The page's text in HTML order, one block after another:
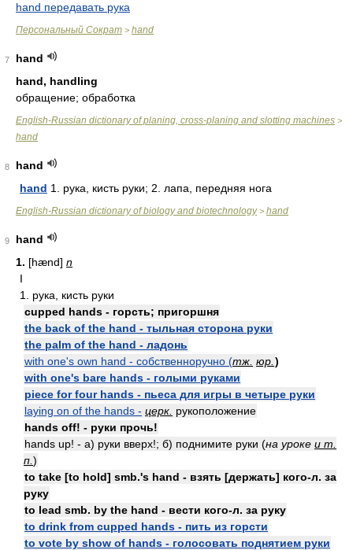
hand передавать рука
Персональный Сократ > hand
7
hand
hand, handling
обращение; обработка
English-Russian dictionary of planing, cross-planing and slotting machines >
hand
8
hand
hand 1. рука, кисть руки; 2. лапа, передняя нога
English-Russian dictionary of biology and biotechnology> hand
9
hand
1. [hænd] n
I
1. рука, кисть руки
cupped hands - горсть; пригоршня
the back of the hand - тыльная сторона руки
the palm of the hand - ладонь
with one's own hand - собственноручно (тж. юр. )
with one's bare hands - голыми руками
piece for four hands - пьеса для игры в четыре руки
laying on of the hands - церк. рукоположение
hands off! - руки прочь!
hands up! - а) руки вверх!; б) поднимите руки (на уроке и т.
п. )
to take [to hold] smb.'s hand - взять [держать] кого-л. за
руку
to lead smb. by the hand - вести кого-л. за руку
to drink from cupped hands - пить из горсти
to vote by show of hands - голосовать поднятием руки